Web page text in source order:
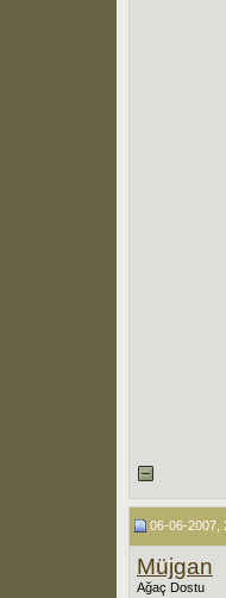
06-06-2007,
Müjgan
Ağaç Dostu